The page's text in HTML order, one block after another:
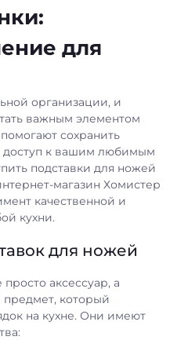
для
организации, и
важным элементом
сохранить
доступ к вашим любимым
подставки для ножей
магазин Хомистер
качественной и
кухни.
для ножей
аксессуар, а
который
на кухне. Они имеют